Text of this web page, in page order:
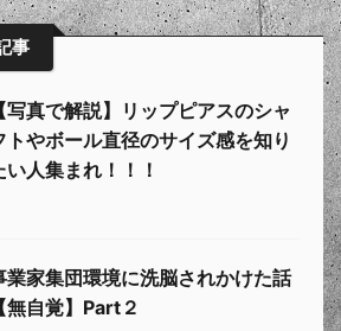
事
【写真で解説】リップピアスのシャ
トやボール直径のサイズ感を知り
い人集まれ！！！
業家集団環境に洗脳されかけた話
【無自覚】Part２